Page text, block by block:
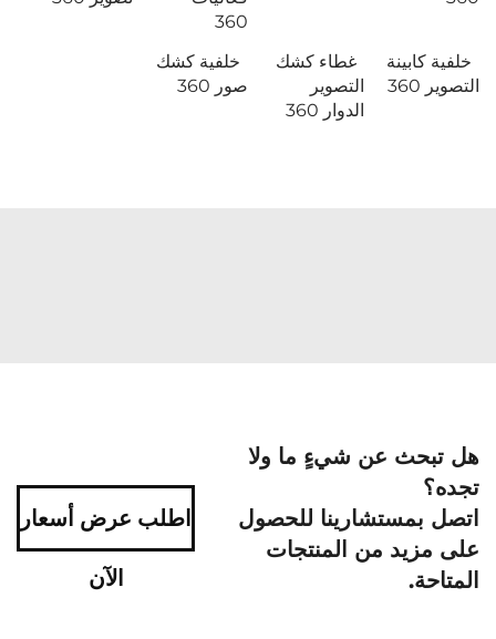
360
خلفية كابينة
التصوير 360
غطاء كشك
التصوير
الدوار 360
خلفية كشك
صور 360
هل تبحث عن شيءٍ ما ولا
تجده؟
اتصل بمستشارينا للحصول
على مزيد من المنتجات
المتاحة.
اطلب عرض أسعار
الآن